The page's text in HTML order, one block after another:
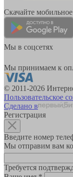
Скачайте
Мы в соцсетях
Мы принимаем к
© 2011-2026
Пользовательское
Сделано в
Регистрация
Введите номер
Мы отправим вам
Требуется